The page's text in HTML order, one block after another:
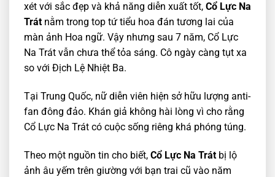
xét với sắc đẹp và khả năng diễn xuất tốt, Cổ Lực Na
Trát nằm trong top tứ tiểu hoa đán tương lai của
màn ảnh Hoa ngữ. Vậy nhưng sau 7 năm, Cổ Lực
Na Trát vẫn chưa thể tỏa sáng. Cô ngày càng tụt xa
so với Địch Lệ Nhiệt Ba.
Tại Trung Quốc, nữ diễn viên hiện sở hữu lượng anti-
fan đông đảo. Khán giả không hài lòng vì cho rằng
Cổ Lực Na Trát có cuộc sống riêng khá phóng túng.
Theo một nguồn tin cho biết, Cổ Lực Na Trát bị lộ
ảnh âu yếm trên giường với bạn trai cũ vào năm